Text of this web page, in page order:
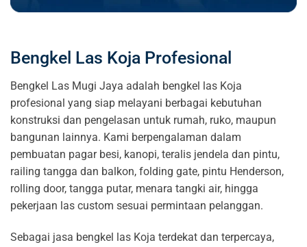
Bengkel Las Koja Profesional
Bengkel Las Mugi Jaya adalah bengkel las Koja
profesional yang siap melayani berbagai kebutuhan
konstruksi dan pengelasan untuk rumah, ruko, maupun
bangunan lainnya. Kami berpengalaman dalam
pembuatan pagar besi, kanopi, teralis jendela dan pintu,
railing tangga dan balkon, folding gate, pintu Henderson,
rolling door, tangga putar, menara tangki air, hingga
pekerjaan las custom sesuai permintaan pelanggan.
Sebagai jasa bengkel las Koja terdekat dan terpercaya,